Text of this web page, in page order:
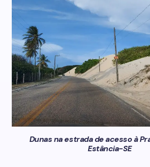
Dunas na estrada de acesso à
Estância-SE